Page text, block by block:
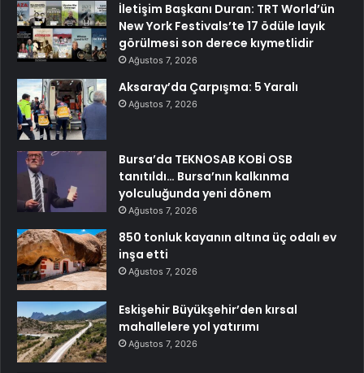
İletişim Başkanı Duran: TRT World’ün
New York Festivals’te 17 ödüle layık
görülmesi son derece kıymetlidir
Ağustos 7, 2026
Aksaray’da Çarpışma: 5 Yaralı
Ağustos 7, 2026
Bursa’da TEKNOSAB KOBİ OSB
tanıtıldı… Bursa’nın kalkınma
yolculuğunda yeni dönem
Ağustos 7, 2026
850 tonluk kayanın altına üç odalı ev
inşa etti
Ağustos 7, 2026
Eskişehir Büyükşehir’den kırsal
mahallelere yol yatırımı
Ağustos 7, 2026